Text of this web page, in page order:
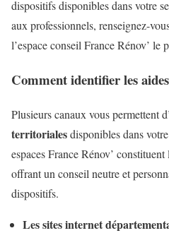
dispositifs disponibles dans votre
aux professionnels, renseignez-
l’espace conseil France Rénov’ le
Comment identifier les
Plusieurs canaux vous permettent
territorialesdisponibles dans
espaces France Rénov’
offrant un conseil neutre et
dispositifs.
Les sites internet